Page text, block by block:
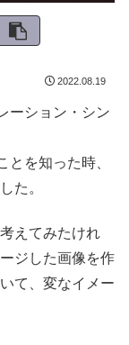
2022.08.19
ーション・シン
を知った時、
た。
えてみたけれ
ジした画像を作
て、変なイメー